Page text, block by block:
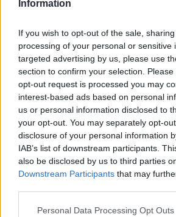
Information
If you wish to opt-out of the sale,
processing of your personal or sensitive
targeted advertising by us, please use
section to confirm your selection.
opt-out request is processed you may
interest-based ads based on personal
us or personal information disclosed to
your opt-out. You may separately opt-
disclosure of your personal information
IAB’s list of downstream participants.
also be disclosed by us to third parties
Downstream Participants that may
Personal Data Processing Opt Outs
Β.Σ. Καρούλιας: Τζίρος 98,7 εκατ. ευρώ και
νέα στοιχήματα σε low & non alcohol
Deloitte Ελλάδος:
Χρηματοοικονομικός
σύμβουλος της ΔΕΗ για την
είσοδο στην πολωνική αγορά
ενέργειας
Media:
ευρώ
ΕΔΟΕΑΠ
Πρόεδρος ο Γαληνός Γιαγλής